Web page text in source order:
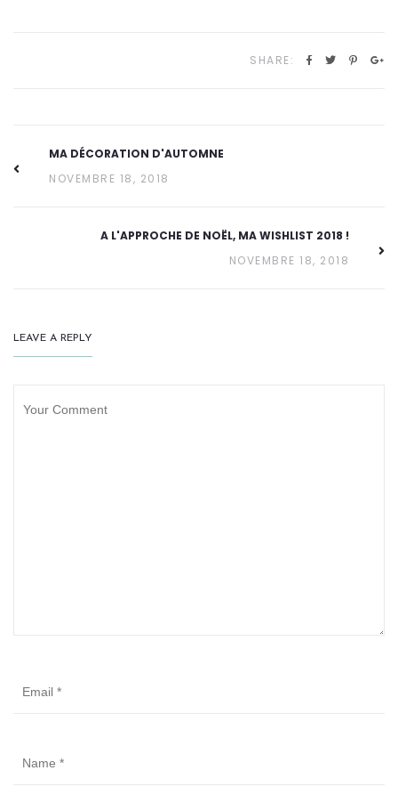
SHARE:
MA DÉCORATION D'AUTOMNE
NOVEMBRE 18, 2018
A L'APPROCHE DE NOËL, MA WISHLIST 2018 !
NOVEMBRE 18, 2018
LEAVE A REPLY